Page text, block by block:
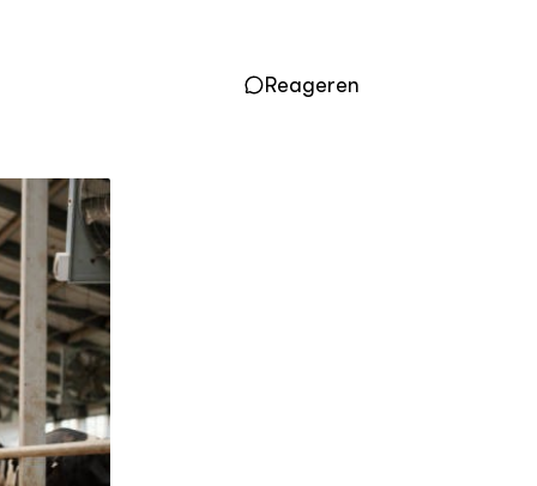
Wiki Groen Kennisnet
Contact
ENGLISH
Search the Knowledge base
Reageren